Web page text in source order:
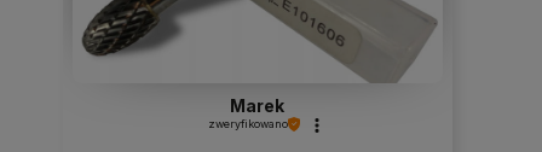
Marek
zweryfikowano